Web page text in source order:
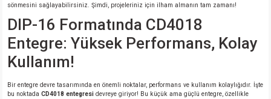
sönmesini sağlayabilirsiniz. Şimdi, projeleriniz için ilham almanın tam zamanı!
DIP-16 Formatında CD4018
Entegre: Yüksek Performans, Kolay
Kullanım!
Bir entegre devre tasarımında en önemli noktalar, performans ve kullanım kolaylığıdır. İşte
bu noktada CD4018 entegresi devreye giriyor! Bu küçük ama güçlü entegre, özellikle